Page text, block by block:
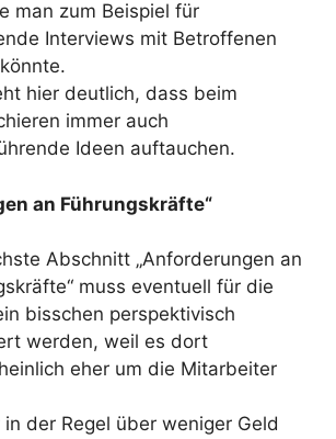
man zum Beispiel für
Interviews mit Betroffenen
hier deutlich, dass beim
immer auch
Ideen auftauchen.
an Führungskräfte“
Abschnitt „Anforderungen an
muss eventuell für die
bisschen perspektivisch
werden, weil es dort
eher um die Mitarbeiter
in der Regel über weniger Geld